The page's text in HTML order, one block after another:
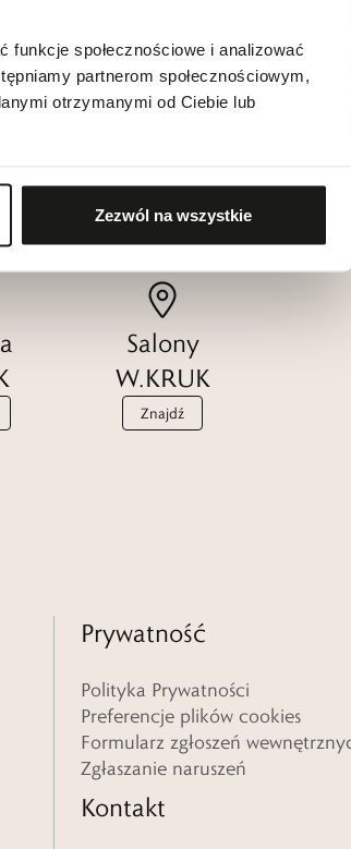
społecznościowe i analizować
partnerom społecznościowym,
otrzymanymi od Ciebie lub
Zezwól na wszystkie
Salony
W.KRUK
Znajdź
Prywatność
Polityka Prywatności
Preferencje plików cookies
Formularz zgłoszeń
Zgłaszanie naruszeń
Kontakt